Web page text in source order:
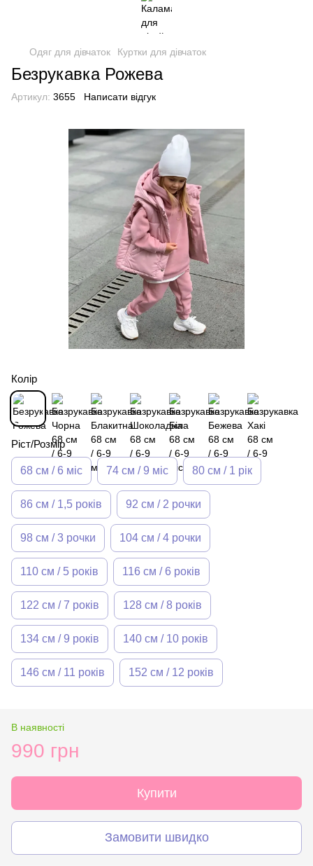
Одяг для дівчаток Куртки для дівчаток
Безрукавка Рожева
Артикул: 3655 Написати відгук
Колір
Ріст/Розмір
68 см / 6 міс 74 см / 9 міс 80 см / 1 рік
86 см / 1,5 років 92 см / 2 рочки
98 см / 3 рочки 104 см / 4 рочки
110 см / 5 років 116 см / 6 років
122 см / 7 років 128 см / 8 років
134 см / 9 років 140 см / 10 років
146 см / 11 років 152 см / 12 років
В наявності
990 грн
Купити
Замовити швидко